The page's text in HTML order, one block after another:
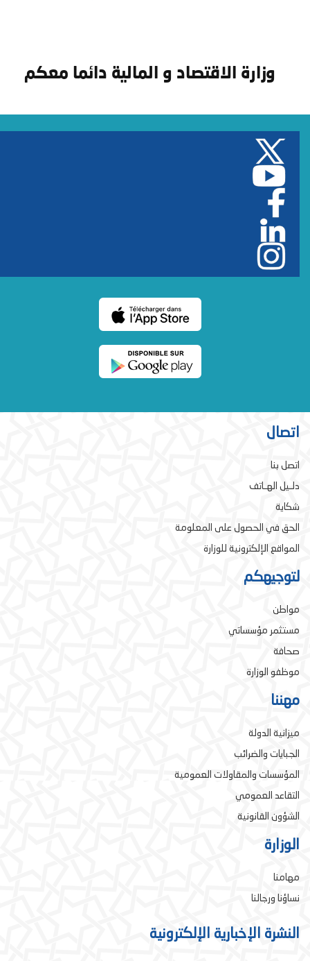
وزارة الاقتصاد و المالية دائما معكم
اتصال
اتصل بنا
دلـيل الهـاتف
شكاية
الحق في الحصول على المعلومة
المواقع الإلكترونية للوزارة
لتوجيهكم
مواطن
مستثمر مؤسساتي
صحافة
موظفو الوزارة
مهننا
ميزانية الدولة
الجبايات والضرائب
المؤسسات والمقاولات العمومية
التقاعد العمومي
الشؤون القانونية
الوزارة
مهامنا
نساؤنا ورجالنا
النشرة الإخبارية الإلكترونية